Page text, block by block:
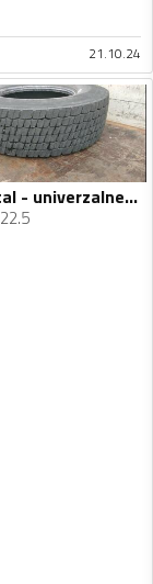
21.10.24
Continental - univerzalne - Univerzalna guma
22.5